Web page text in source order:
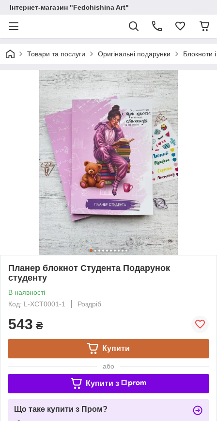
Інтернет-магазин "Fedchishina Art"
Товари та послуги Оригінальні подарунки Блокноти
Планер блокнот Студента Подарунок
студенту
В наявності
Код: L-ХСТ0001-1
Роздріб
543 ₴
Купити
або
Купити з
Що таке купити з Пром?